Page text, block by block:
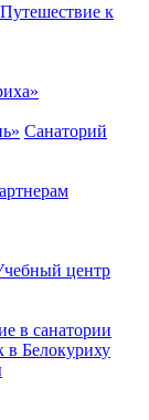
к
Санаторий
центр
в санатории
в Белокуриху